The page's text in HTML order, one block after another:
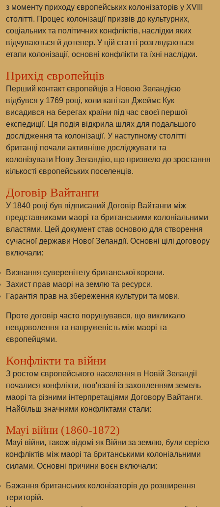
з моменту приходу європейських колонізаторів у XVIII
столітті. Процес колонізації призвів до культурних,
соціальних та політичних конфліктів, наслідки яких
відчуваються й дотепер. У цій статті розглядаються
етапи колонізації, основні конфлікти та їхні наслідки.
Прихід європейців
Перший контакт європейців з Новою Зеландією
відбувся у 1769 році, коли капітан Джеймс Кук
висадився на берегах країни під час своєї першої
експедиції. Ця подія відкрила шлях для подальшого
дослідження та колонізації. У наступному столітті
британці почали активніше досліджувати та
колонізувати Нову Зеландію, що призвело до зростання
кількості європейських поселенців.
Договір Вайтанги
У 1840 році був підписаний Договір Вайтанги між
представниками маорі та британськими колоніальними
властями. Цей документ став основою для створення
сучасної держави Нової Зеландії. Основні цілі договору
включали:
Визнання суверенітету британської корони.
Захист прав маорі на землю та ресурси.
Гарантія прав на збереження культури та мови.
Проте договір часто порушувався, що викликало
невдоволення та напруженість між маорі та
європейцями.
Конфлікти та війни
З ростом європейського населення в Новій Зеландії
почалися конфлікти, пов'язані із захопленням земель
маорі та різними інтерпретаціями Договору Вайтанги.
Найбільш значними конфліктами стали:
Мауі війни (1860-1872)
Мауі війни, також відомі як Війни за землю, були серією
конфліктів між маорі та британськими колоніальними
силами. Основні причини воєн включали:
Бажання британських колонізаторів до розширення
територій.